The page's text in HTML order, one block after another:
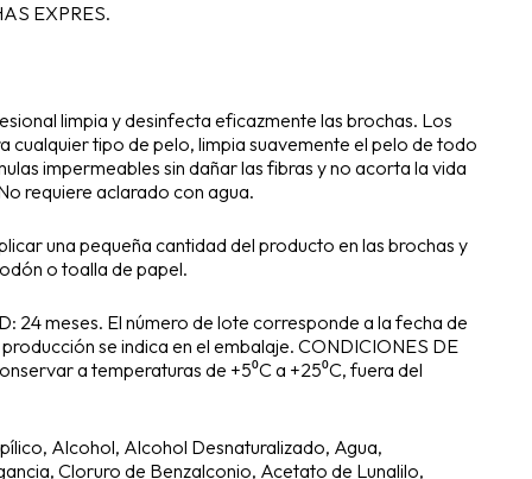
EXPRES.
limpia y desinfecta eficazmente las brochas. Los
cualquier tipo de pelo, limpia suavemente el pelo de todo
impermeables sin dañar las fibras y no acorta la vida
requiere aclarado con agua.
una pequeña cantidad del producto en las brochas y
o toalla de papel.
24 meses. El número de lote corresponde a la fecha de
se indica en el embalaje. CONDICIONES DE
a temperaturas de +5⁰C a +25⁰C, fuera del
Alcohol, Alcohol Desnaturalizado, Agua,
Cloruro de Benzalconio, Acetato de Lunalilo,